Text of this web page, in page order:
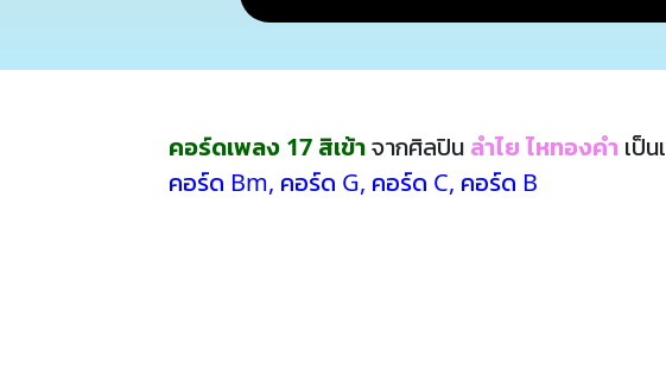
คอร์ดเพลง 17 สิเข้าจากศิลปิน ลำไย ไหทองคำ เป็
คอร์ด Bm, คอร์ด G, คอร์ด C, คอร์ด B